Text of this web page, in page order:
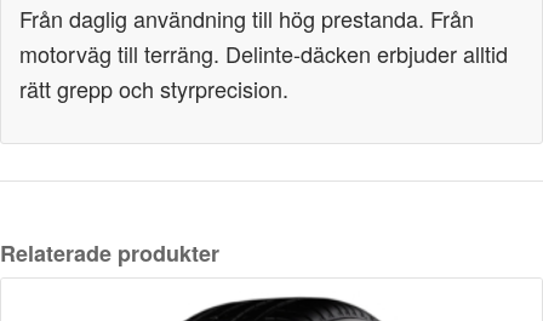
Från daglig användning till hög prestanda. Från
motorväg till terräng. Delinte-däcken erbjuder alltid
rätt grepp och styrprecision.
Relaterade produkter